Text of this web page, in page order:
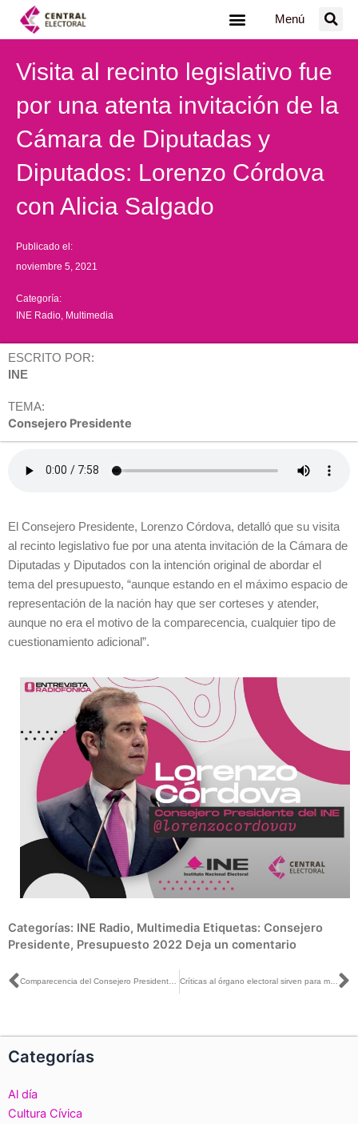
Menú
Visita al recinto legislativo fue
por una atenta invitación de la
Cámara de Diputadas y
Diputados: Lorenzo Córdova
con Alicia Salgado
Publicado el:
noviembre 5, 2021
Categoría:
INE Radio Multimedia
ESCRITO POR:
INE
TEMA:
Consejero Presidente
El Consejero Presidente, Lorenzo Córdova, detalló que su visita
al recinto legislativo fue por una atenta invitación de la Cámara de
Diputadas y Diputados con la intención original de abordar el
tema del presupuesto, “aunque estando en el máximo espacio de
representación de la nación hay que ser corteses y atender,
aunque no era el motivo de la comparecencia, cualquier tipo de
cuestionamiento adicional”.
Categorías: INE Radio, Multimedia Etiquetas: Consejero
Presidente, Presupuesto 2022 Deja un comentario
Ant Críticas al órgano electoral sirven para mejorar el trabajo: Lorenzo Córdova con José Cárdenas
Categorías
Al día
Cultura Cívica